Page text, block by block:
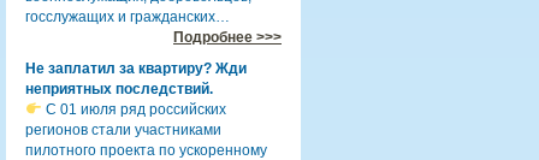
госслужащих и гражданских…
Подробнее >>>
Не заплатил за квартиру? Жди
неприятных последствий.
С 01 июля ряд российских
регионов стали участниками
пилотного проекта по ускоренному